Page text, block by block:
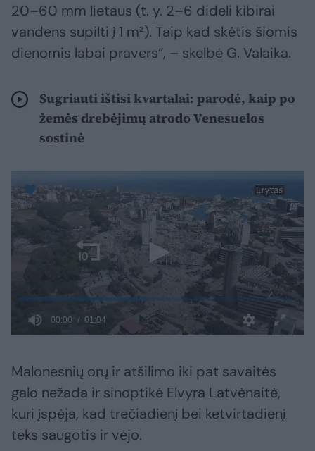
20–60 mm lietaus (t. y. 2–6 dideli kibirai
vandens supilti į 1 m²). Taip kad skėtis šiomis
dienomis labai pravers“, – skelbė G. Valaika.
Sugriauti ištisi kvartalai: parodė, kaip po
žemės drebėjimų atrodo Venesuelos
sostinė
Malonesnių orų ir atšilimo iki pat savaitės
galo nežada ir sinoptikė Elvyra Latvėnaitė,
kuri įspėja, kad trečiadienį bei ketvirtadienį
teks saugotis ir vėjo.